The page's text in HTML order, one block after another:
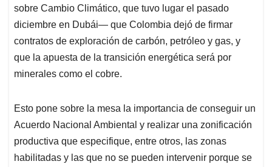
sobre Cambio Climático, que tuvo lugar el pasado
diciembre en Dubái— que Colombia dejó de firmar
contratos de exploración de carbón, petróleo y gas, y
que la apuesta de la transición energética será por
minerales como el cobre.
Esto pone sobre la mesa la importancia de conseguir un
Acuerdo Nacional Ambiental y realizar una zonificación
productiva que especifique, entre otros, las zonas
habilitadas y las que no se pueden intervenir porque se